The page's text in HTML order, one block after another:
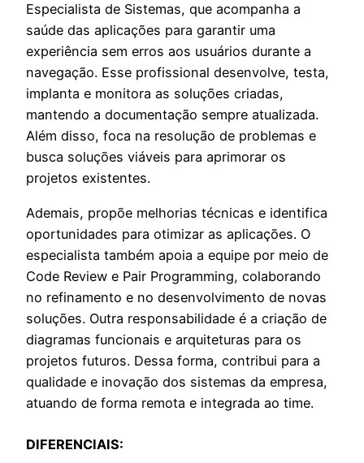
Especialista de Sistemas, que acompanha a
saúde das aplicações para garantir uma
experiência sem erros aos usuários durante a
navegação. Esse profissional desenvolve, testa,
implanta e monitora as soluções criadas,
mantendo a documentação sempre atualizada.
Além disso, foca na resolução de problemas e
busca soluções viáveis para aprimorar os
projetos existentes.
Ademais, propõe melhorias técnicas e identifica
oportunidades para otimizar as aplicações. O
especialista também apoia a equipe por meio de
Code Review e Pair Programming, colaborando
no refinamento e no desenvolvimento de novas
soluções. Outra responsabilidade é a criação de
diagramas funcionais e arquiteturas para os
projetos futuros. Dessa forma, contribui para a
qualidade e inovação dos sistemas da empresa,
atuando de forma remota e integrada ao time.
DIFERENCIAIS: